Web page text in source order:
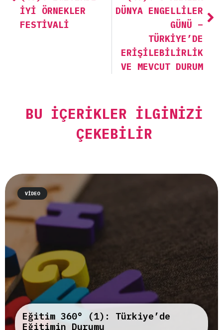
İYI ÖRNEKLER
FESTIVALI
DÜNYA ENGELLILER
GÜNÜ –
TÜRKIYE’DE
ERIŞILEBILIRLIK
VE MEVCUT DURUM
BU İÇERIKLER İLGINIZI
ÇEKEBILIR
VIDEO
Eğitim 360° (1): Türkiye’de
Eğitimin Durumu